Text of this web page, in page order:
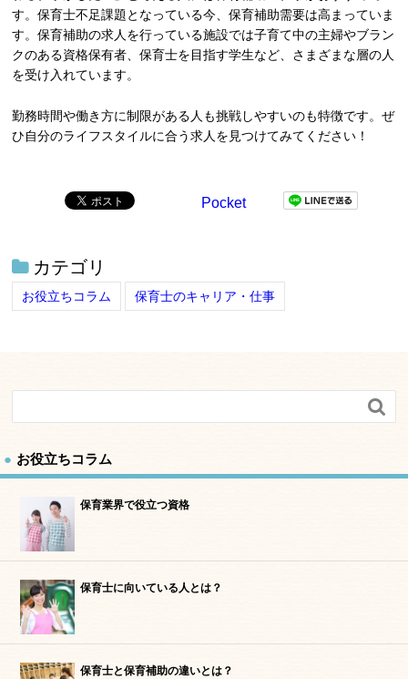
す。保育士不足課題となっている今、保育補助需要は高まっていま
す。保育補助の求人を行っている施設では子育て中の主婦やブラン
クのある資格保有者、保育士を目指す学生など、さまざまな層の人
を受け入れています。
勤務時間や働き方に制限がある人も挑戦しやすいのも特徴です。ぜ
ひ自分のライフスタイルに合う求人を見つけてみてください！
Pocket
カテゴリ
お役立ちコラム 保育士のキャリア・仕事

お役立ちコラム
保育業界で役立つ資格
保育士に向いている人とは？
保育士と保育補助の違いとは？